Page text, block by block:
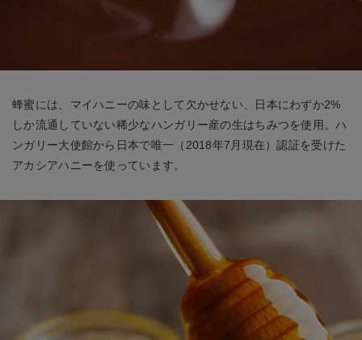
蜂蜜には、マイハニーの味として欠かせない、日本にわずか2%
しか流通していない稀少なハンガリー産の生はちみつを使用。ハ
ンガリー大使館から日本で唯一（2018年7月現在）認証を受けた
アカシアハニーを使っています。